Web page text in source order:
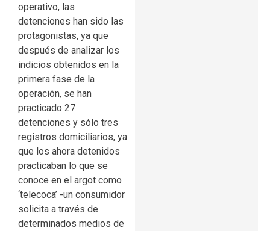
operativo, las
detenciones han sido las
protagonistas, ya que
después de analizar los
indicios obtenidos en la
primera fase de la
operación, se han
practicado 27
detenciones y sólo tres
registros domiciliarios, ya
que los ahora detenidos
practicaban lo que se
conoce en el argot como
‘telecoca’ -un consumidor
solicita a través de
determinados medios de